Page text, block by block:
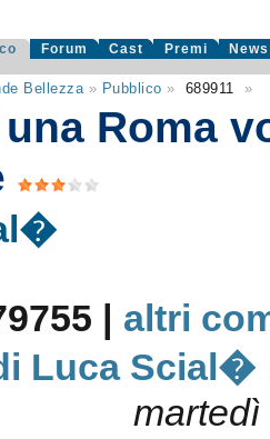
Forum Cast Premi News
Bellezza» Pubblico » 689911 »
Roma
| altri
Luca Scial�
martedì